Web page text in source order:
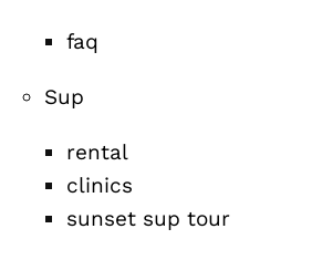
faq
Sup
rental
clinics
sunset sup tour